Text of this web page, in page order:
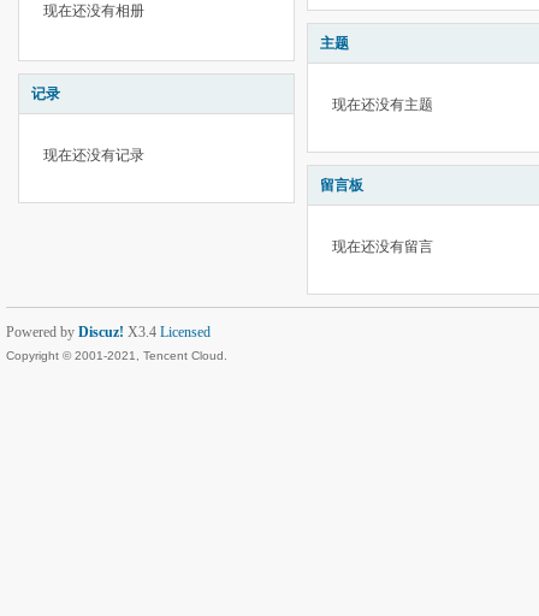
现在还没有相册
记录
现在还没有记录
主题
现在还没有主题
留言板
现在还没有留言
Powered by Discuz! X3.4 Licensed
Copyright © 2001-2021, Tencent Cloud.